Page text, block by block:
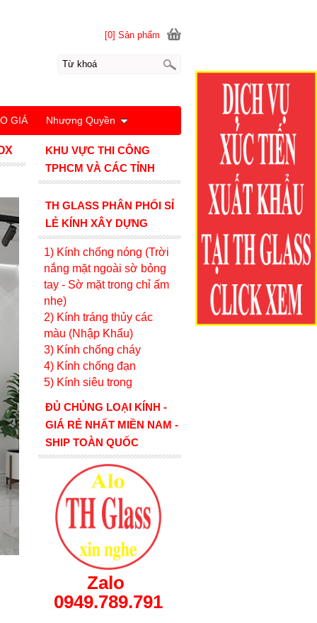
KHU VỰC THI CÔNG
TPHCM VÀ CÁC TỈNH
TH GLASS PHÂN PHỐI SỈ
LẺ KÍNH XÂY DỰNG
1) Kính chống nóng (Trời
nắng mặt ngoài sờ bỏng
tay - Sờ mặt trong chỉ ấm
nhẹ)
2) Kính tráng thủy các
màu (Nhập Khẩu)
3) Kính chống cháy
4) Kính chống đạn
5) Kính siêu trong
ĐỦ CHỦNG LOẠI KÍNH -
GIÁ RẺ NHẤT MIỀN NAM -
SHIP TOÀN QUỐC
Zalo
0949.789.791
[0] Sản phẩm
GIÁ Nhượng Quyền